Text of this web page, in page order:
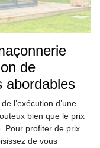
de
abordables
l’exécution d’une
bien que le prix
Pour profiter de prix
de vous